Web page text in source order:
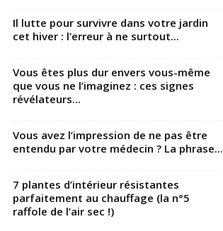
Il lutte pour survivre dans votre jardin
cet hiver : l’erreur à ne surtout...
Vous êtes plus dur envers vous-même
que vous ne l’imaginez : ces signes
révélateurs...
Vous avez l’impression de ne pas être
entendu par votre médecin ? La phrase...
7 plantes d’intérieur résistantes
parfaitement au chauffage (la n°5
raffole de l’air sec !)